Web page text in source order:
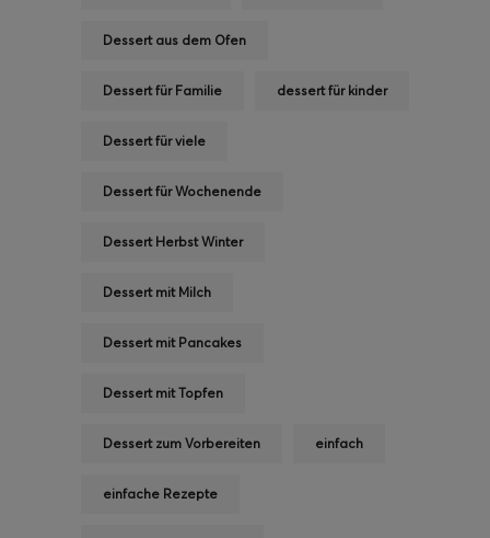
Dessert aus dem Ofen
Dessert für Familie dessert für kinder
Dessert für viele
Dessert für Wochenende
Dessert Herbst Winter
Dessert mit Milch
Dessert mit Pancakes
Dessert mit Topfen
Dessert zum Vorbereiten einfach
einfache Rezepte